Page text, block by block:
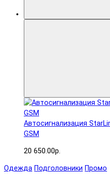
Автосигнализация
GSM
20 650.00р.
Одежда Подголовники Промо